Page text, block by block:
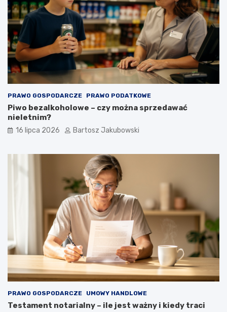
PRAWO GOSPODARCZE PRAWO PODATKOWE
Piwo bezalkoholowe – czy można sprzedawać
nieletnim?
16 lipca 2026 Bartosz Jakubowski
PRAWO GOSPODARCZE UMOWY HANDLOWE
Testament notarialny – ile jest ważny i kiedy traci